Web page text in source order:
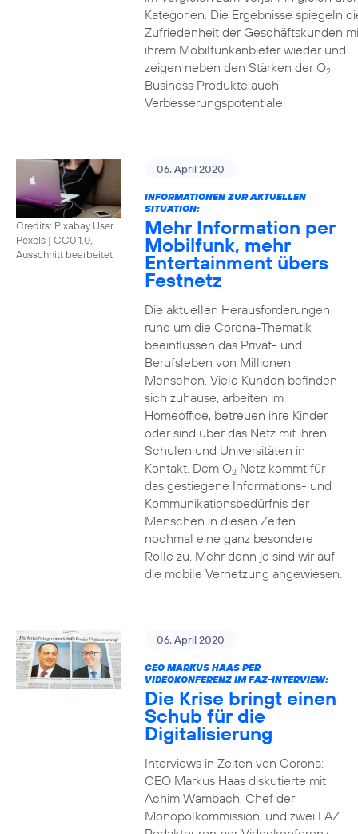
Kategorien. Die Ergebnisse spiegeln
Zufriedenheit der Geschäftskunden
ihrem Mobilfunkanbieter wieder und
zeigen neben den Stärken der O2
Business Produkte auch
Verbesserungspotentiale.
Credits: Pixabay User
Pexels | CC0 1.0,
Ausschnitt bearbeitet
06. April 2020
INFORMATIONEN ZUR AKTUELLEN
SITUATION:
Mehr Information per
Mobilfunk, mehr
Entertainment übers
Festnetz
Die aktuellen Herausforderungen
rund um die Corona-Thematik
beeinflussen das Privat- und
Berufsleben von Millionen
Menschen. Viele Kunden befinden
sich zuhause, arbeiten im
Homeoffice, betreuen ihre Kinder
oder sind über das Netz mit ihren
Schulen und Universitäten in
Kontakt. Dem O2Netz kommt für
das gestiegene Informations- und
Kommuni­ka­tions­bedürfnis­ der
Menschen in diesen Zeiten
nochmal eine ganz besondere
Rolle zu. Mehr denn je sind wir auf
die mobile Vernetzung angewiesen.
06. April 2020
CEO MARKUS HAAS PER
VIDEOKONFERENZ IM FAZ-INTERVIEW:
Die Krise bringt einen
Schub für die
Digitalisierung
Interviews in Zeiten von Corona:
CEO Markus Haas diskutierte mit
Achim Wambach, Chef der
Monopolkommission, und zwei FAZ